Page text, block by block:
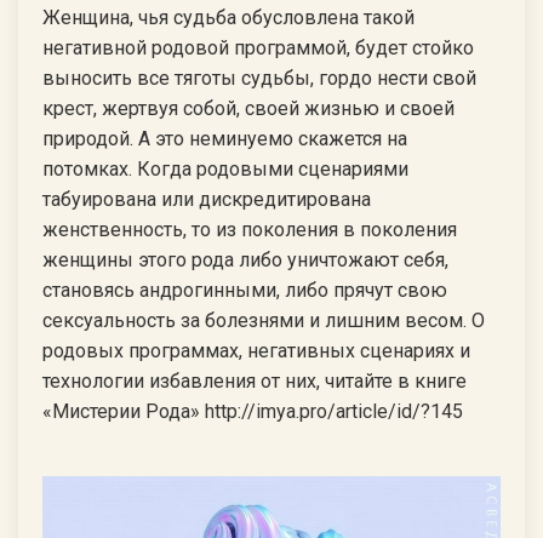
Женщина, чья судьба обусловлена такой
негативной родовой программой, будет стойко
выносить все тяготы судьбы, гордо нести свой
крест, жертвуя собой, своей жизнью и своей
природой. А это неминуемо скажется на
потомках. Когда родовыми сценариями
табуирована или дискредитирована
женственность, то из поколения в поколения
женщины этого рода либо уничтожают себя,
становясь андрогинными, либо прячут свою
сексуальность за болезнями и лишним весом. О
родовых программах, негативных сценариях и
технологии избавления от них, читайте в книге
«Мистерии Рода» http://imya.pro/article/id/?145